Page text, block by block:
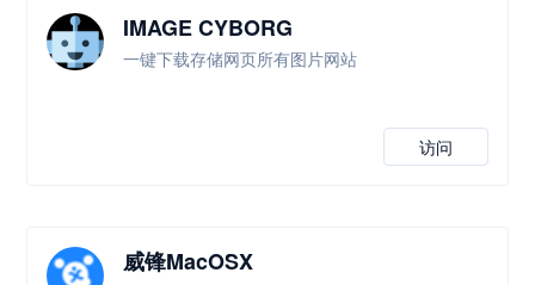
IMAGE CYBORG
一键下载存储网页所有图片网站
访问
威锋MacOSX